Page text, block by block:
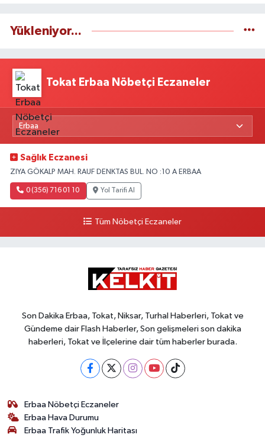
Yükleniyor...
Tokat Erbaa Nöbetçi Eczaneler
Sağlık Eczanesi
ZIYA GÖKALP MAH. RAUF DENKTAS BUL. NO :10 A ERBAA
0 (356) 716 01 10 Yol Tarifi Al
Tüm Nöbetçi Eczaneler
Son Dakika Erbaa, Tokat, Niksar, Turhal Haberleri, Tokat ve
Gündeme dair Flash Haberler, Son gelişmeleri son dakika
haberleri, Tokat ve İlçelerine dair tüm haberler burada.
Erbaa Nöbetçi Eczaneler
Erbaa Hava Durumu
Erbaa Trafik Yoğunluk Haritası